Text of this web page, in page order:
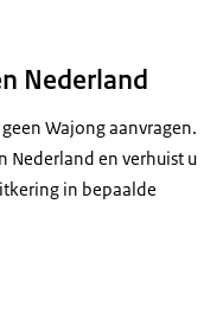
Nederland
Wajong aanvragen.
Nederland en verhuist u
in bepaalde